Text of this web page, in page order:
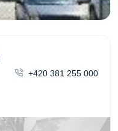
+420 381 255 000